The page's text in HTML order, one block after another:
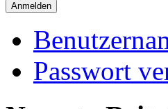
Anmelden
Passwort